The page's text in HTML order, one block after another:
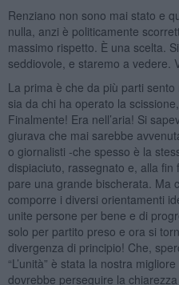
Renziano non sono mai stato e
nulla, anzi è politicamente
massimo rispetto. È una scelta.
seddiovole, e staremo a vedere.
La prima è che da più parti sento
sia da chi ha operato la
Finalmente! Era nell’aria! Si
giurava che mai sarebbe
o giornalisti -che spesso è la
dispiaciuto, rassegnato e, alla
pare una grande bischerata. Ma
comporre i diversi orientamenti
unite persone per bene e di
solo per partito preso e ora si
divergenza di principio! Che,
“L’unità” è stata la nostra
dovrebbe perseguire la